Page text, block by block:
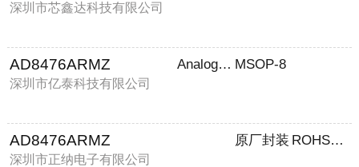
深圳市芯鑫达科技有限公司
AD8476ARMZ
深圳市亿泰科技有限公司
Analog Devices MSOP-8
AD8476ARMZ
深圳市正纳电子有限公司
原厂封装 ROHS环保